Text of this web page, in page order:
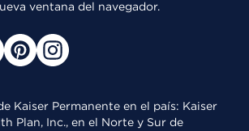
ventana del navegador.
Kaiser Permanente en el país: Kaiser
Plan, Inc., en el Norte y Sur de